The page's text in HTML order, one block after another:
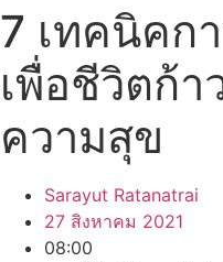
7 เทคนิคก
เพื่อชีวิตก้
ความสุข
Sarayut Ratanatrai
27 สิงหาคม 2021
08:00